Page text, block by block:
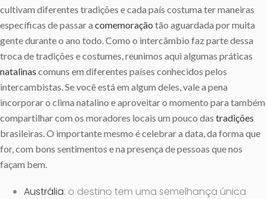
cultivam diferentes tradições e cada país costuma ter maneiras
específicas de passar a comemoração tão aguardada por muita
gente durante o ano todo. Como o intercâmbio faz parte dessa
troca de tradições e costumes, reunimos aqui algumas práticas
natalinas comuns em diferentes países conhecidos pelos
intercambistas. Se você está em algum deles, vale a pena
incorporar o clima natalino e aproveitar o momento para também
compartilhar com os moradores locais um pouco das tradições
brasileiras. O importante mesmo é celebrar a data, da forma que
for, com bons sentimentos e na presença de pessoas que nos
façam bem.
Austrália: o destino tem uma semelhança única